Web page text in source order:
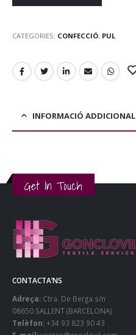
CATEGORIES: CONFECCIÓ, PUL
INFORMACIÓ ADDICIONAL
Get In Touch
CONTACTA’NS
Adreça: Ctra. De Berga s/n
08650 SALLENT (BARCELONA)
Telèfon:+34 93 823 90 43